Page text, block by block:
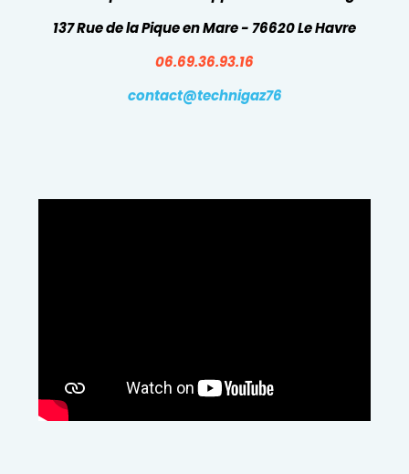
137 Rue de la Pique en Mare - 76620 Le Havre
06.69.36.93.16
contact@technigaz76